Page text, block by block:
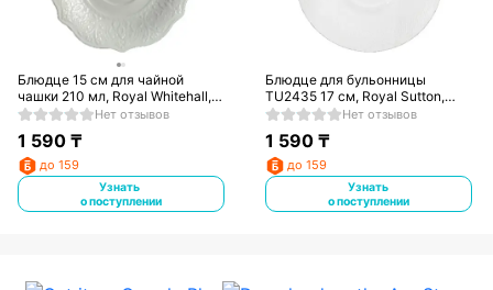
Блюдце 15 см для чайной
чашки 210 мл, Royal Whitehall,
TU3164
Нет отзывов
1 590₸
до 159
Узнать
о поступлении
Блюдце для бульонницы
TU2435 17 см, Royal Sutton,
TU2975
Нет отзывов
1 590 ₸
до 159
Узнать
о поступлении